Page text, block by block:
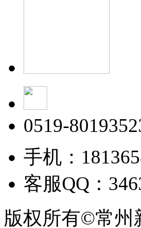
0519-
手机：
客服QQ：
版权所有©常州